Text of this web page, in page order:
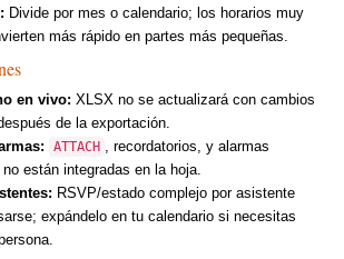
Divide por mes o calendario; los horarios muy
más rápido en partes más pequeñas.
en vivo: XLSX no se actualizará con cambios
de la exportación.
ATTACH , recordatorios, y alarmas
están integradas en la hoja.
RSVP/estado complejo por asistente
expándelo en tu calendario si necesitas